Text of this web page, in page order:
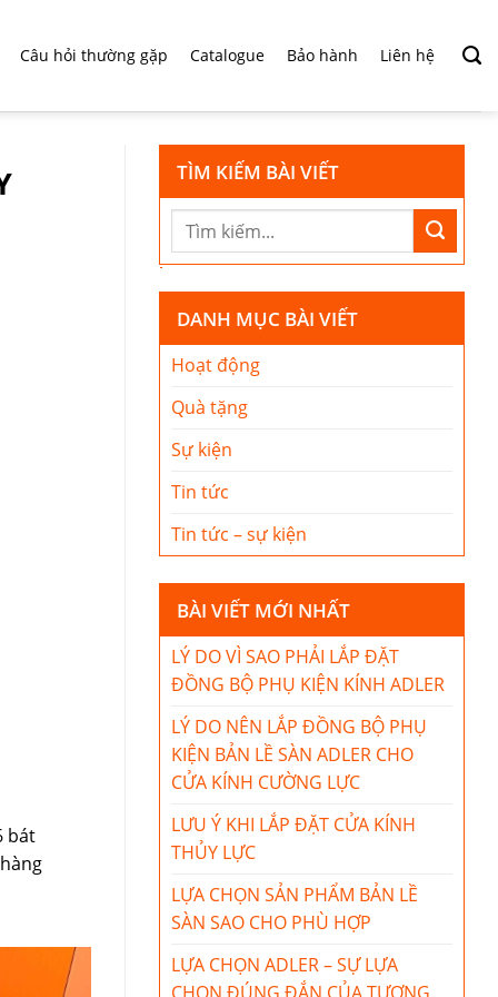
Câu hỏi thường gặp Catalogue Bảo hành Liên hệ
bát
TÌM KIẾM BÀI VIẾT
DANH MỤC BÀI VIẾT
Hoạt động
Quà tặng
Sự kiện
Tin tức
Tin tức – sự kiện
BÀI VIẾT MỚI NHẤT
LÝ DO VÌ SAO PHẢI LẮP ĐẶT
ĐỒNG BỘ PHỤ KIỆN KÍNH ADLER
LÝ DO NÊN LẮP ĐỒNG BỘ PHỤ
KIỆN BẢN LỀ SÀN ADLER CHO
CỬA KÍNH CƯỜNG LỰC
LƯU Ý KHI LẮP ĐẶT CỬA KÍNH
THỦY LỰC
LỰA CHỌN SẢN PHẨM BẢN LỀ
SÀN SAO CHO PHÙ HỢP
LỰA CHỌN ADLER – SỰ LỰA